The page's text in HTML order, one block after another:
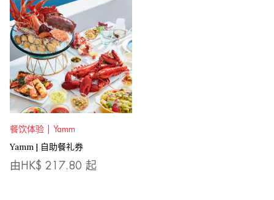
餐饮体验 | Yamm
Yamm | 自助餐礼券
由HK$ 217.80 起